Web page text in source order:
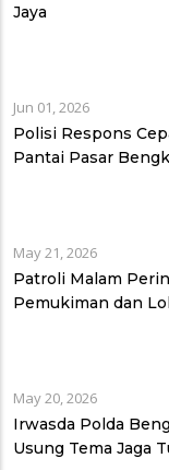
Jaya
Jun 01, 2026
Polisi Respons
Pantai Pasar
May 21, 2026
Patroli Malam
Pemukiman dan
May 20, 2026
Irwasda Polda
Usung Tema Jaga